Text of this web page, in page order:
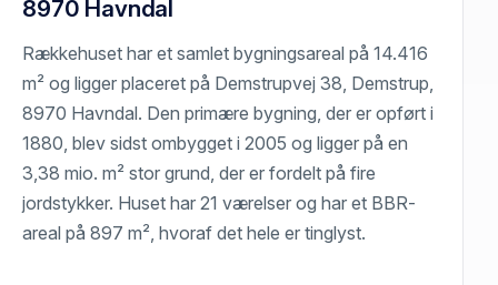
8970 Havndal
Rækkehuset har et samlet bygningsareal på 14.416
m² og ligger placeret på Demstrupvej 38, Demstrup,
8970 Havndal. Den primære bygning, der er opført i
1880, blev sidst ombygget i 2005 og ligger på en
3,38 mio. m² stor grund, der er fordelt på fire
jordstykker. Huset har 21 værelser og har et BBR-
areal på 897 m², hvoraf det hele er tinglyst.